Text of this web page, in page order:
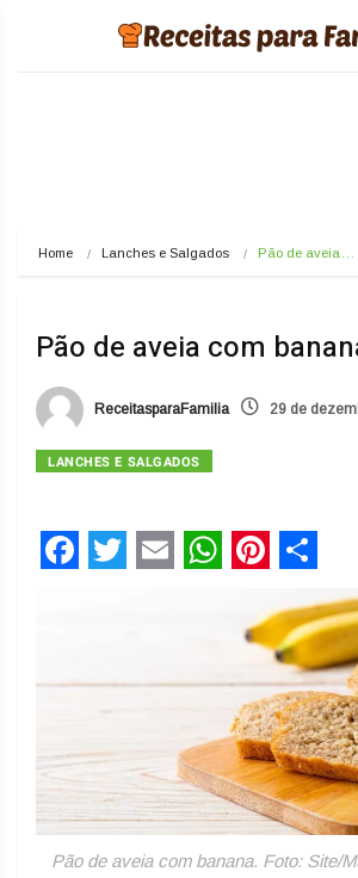
Home Lanches e Salgados Pão de aveia…
Pão de aveia com
ReceitasparaFamilia 29 de
LANCHES E SALGADOS
WhatsApp
Pão de aveia com banana. Foto: Site/